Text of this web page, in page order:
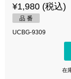
¥1,980 (税込)
品 番
UCBG-9309
在